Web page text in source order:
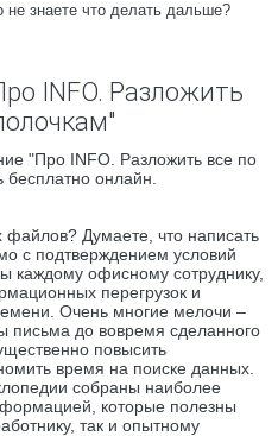
не знаете что делать дальше?
INFO. Разложить
"Про INFO. Разложить все по
бесплатно онлайн.
файлов? Думаете, что написать
с подтверждением условий
каждому офисному сотруднику,
перегрузок и
Очень многие мелочи –
письма до вовремя сделанного
повысить
время на поиске данных.
собраны наиболее
которые полезны
так и опытному